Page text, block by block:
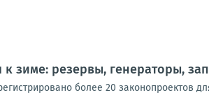
к зиме: резервы, генераторы,
более 20 законопроектов